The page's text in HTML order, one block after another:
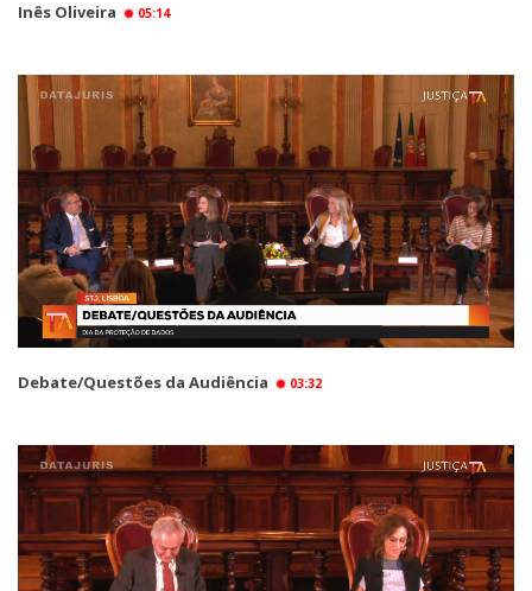
Inês Oliveira 05:14
Debate/Questões da Audiência 03:32